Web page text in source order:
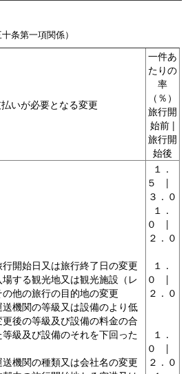
条第一項関係）
いが必要となる変更
一件あ
たりの
率
（％）
旅行開
始前 |
旅行開
始後
開始日又は旅行終了日の変更
する観光地又は観光施設（レ
他の旅行の目的地の変更
機関の等級又は設備のより低
後の等級及び設備の料金の合
級及び設備のそれを下回った
機関の種類又は会社名の変更
１．
５ |
３．０
１．
０ |
２．０
１．
０ |
２．０
１．
０ |
２．０